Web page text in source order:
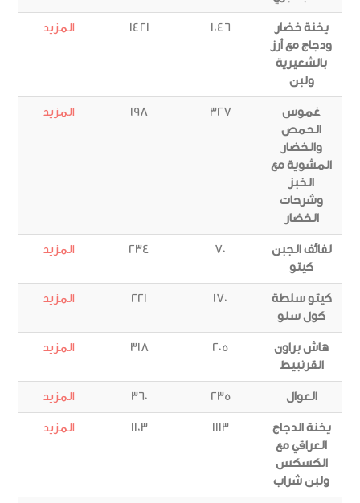
يخنة خضار
ودجاج مع أرز
بالشعيرية
ولبن
1046
1421 المزيد
غموس
الحمص
والخضار
المشوية مع
الخبز
وشرحات
الخضار
327
198 المزيد
لفائف الجبن
كيتو
70
234 المزيد
كيتو سلطة
كول سلو
170
221 المزيد
هاش براون
القرنبيط
205
318 المزيد
العوال 235
360 المزيد
يخنة الدجاج
العراقي مع
الكسكس
ولبن شراب
1113
1103 المزيد